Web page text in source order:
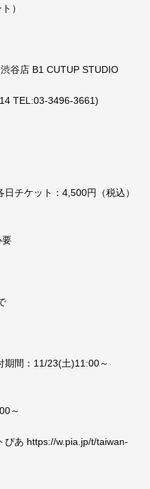
）
谷店 B1 CUTUP STUDIO
TEL:03-3496-3661)
日チケット：4,500円（税込）
要
間：11/23(土)11:00～
～
あ https://w.pia.jp/t/taiwan-